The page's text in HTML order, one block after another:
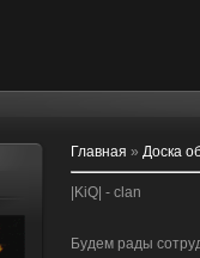
Главная » Доска
|KiQ| - clan
Будем рады